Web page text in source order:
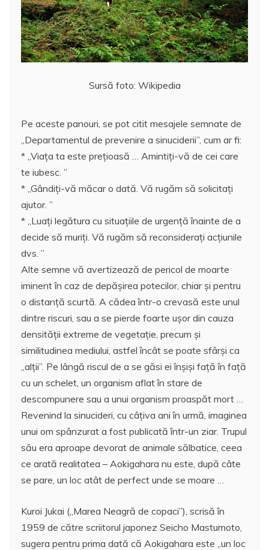
Sursă foto: Wikipedia
Pe aceste panouri, se pot citit mesajele semnate de
„Departamentul de prevenire a sinuciderii”, cum ar fi:
* „Viaţa ta este preţioasă … Amintiţi-vă de cei care
te iubesc. ”
* „Gândiţi-vă măcar o dată. Vă rugăm să solicitaţi
ajutor. ”
* „Luaţi legătura cu situaţiile de urgenţă înainte de a
decide să muriţi. Vă rugăm să reconsideraţi acţiunile
dvs. ”
Alte semne vă avertizează de pericol de moarte
iminent în caz de depăşirea potecilor, chiar şi pentru
o distanţă scurtă. A cădea într-o crevasă este unul
dintre riscuri, sau a se pierde foarte uşor din cauza
densităţii extreme de vegetaţie, precum şi
similitudinea mediului, astfel încât se poate sfârşi ca
„alţii”. Pe lângă riscul de a se găsi ei înşişi faţă în faţă
cu un schelet, un organism aflat în stare de
descompunere sau a unui organism proaspăt mort …
Revenind la sinucideri, cu câţiva ani în urmă, imaginea
unui om spânzurat a fost publicată într-un ziar. Trupul
său era aproape devorat de animale sălbatice, ceea
ce arată realitatea – Aokigahara nu este, după câte
se pare, un loc atât de perfect unde se moare …
Kuroi Jukai („Marea Neagră de copaci”), scrisă în
1959 de către scriitorul japonez Seicho Mastumoto,
sugera pentru prima dată că Aokigahara este „un loc